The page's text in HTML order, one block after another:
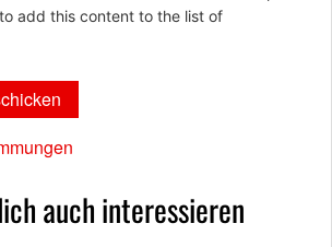
add this content to the list of
auch interessieren